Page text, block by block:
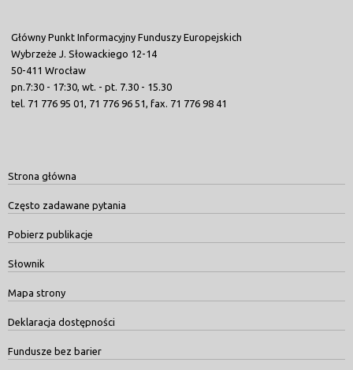
Główny Punkt Informacyjny Funduszy Europejskich
Wybrzeże J. Słowackiego 12-14
50-411 Wrocław
pn.7:30 - 17:30, wt. - pt. 7.30 - 15.30
tel. 71 776 95 01, 71 776 96 51, fax. 71 776 98 41
Strona główna
Często zadawane pytania
Pobierz publikacje
Słownik
Mapa strony
Deklaracja dostępności
Fundusze bez barier